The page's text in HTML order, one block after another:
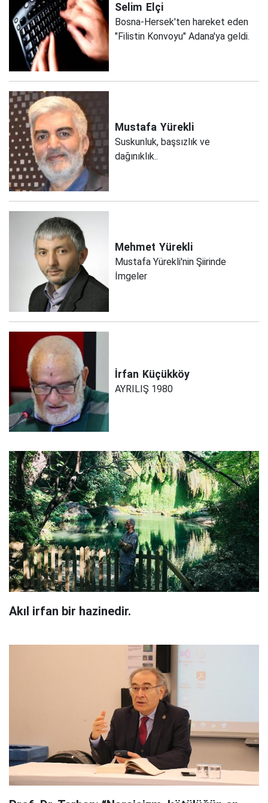
Selim Elçi
Bosna-Hersek'ten hareket eden
"Filistin Konvoyu" Adana'ya geldi.
Mustafa Yürekli
Suskunluk, başsızlık ve
dağınıklık..
Mehmet Yürekli
Mustafa Yürekli'nin Şiirinde
İmgeler
İrfan Küçükköy
AYRILIŞ 1980
Akıl irfan bir hazinedir.